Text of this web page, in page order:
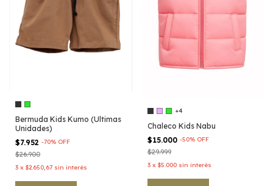
Bermuda Kids Kumo (Ultimas
Unidades)
$7.952 -70% OFF
$26.900
3 x $2.650,67 sin interés
+4
Chaleco Kids Nabu
$15.000 -50% OFF
$29.999
3 x $5.000 sin interés